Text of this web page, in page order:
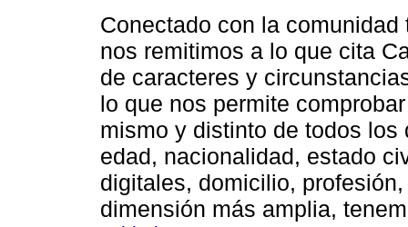
Conectado con la
nos remitimos a lo que cita
de caracteres y
lo que nos permite
mismo y distinto de todos
edad, nacionalidad, estado
digitales, domicilio,
dimensión más amplia,